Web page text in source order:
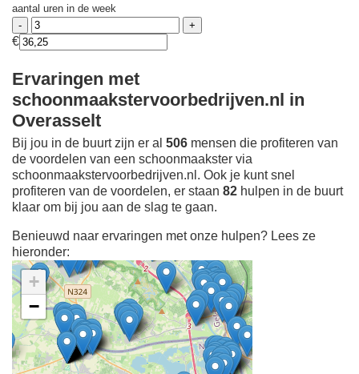
aantal uren in de week
€
Ervaringen met
schoonmaakstervoorbedrijven.nl in
Overasselt
Bij jou in de buurt zijn er al 506 mensen die profiteren van
de voordelen van een schoonmaakster via
schoonmaakstervoorbedrijven.nl. Ook je kunt snel
profiteren van de voordelen, er staan 82 hulpen in de buurt
klaar om bij jou aan de slag te gaan.
Benieuwd naar ervaringen met onze hulpen? Lees ze
hieronder:
Ontdek meer ervaringen
Schoonmaakster bij
jou in de buurt
+
−